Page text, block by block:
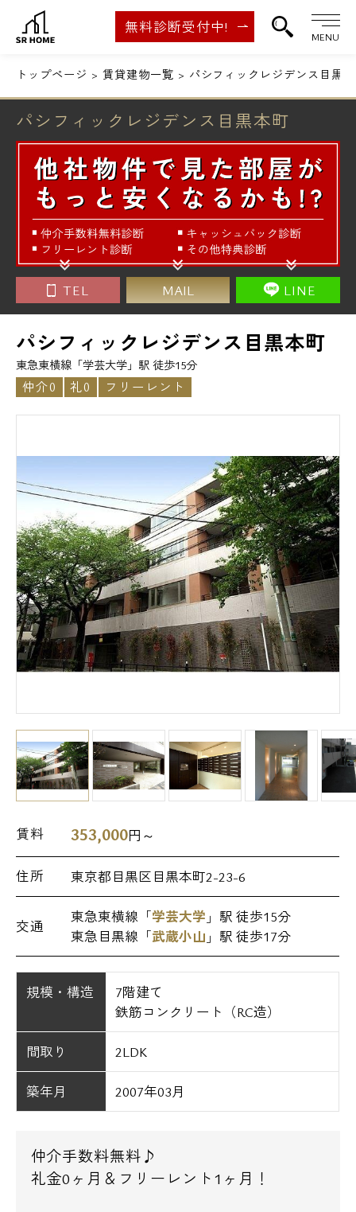
無料診断受付中!
MENU
トップページ 賃貸建物一覧 パシフィックレジデンス目黒
パシフィックレジデンス目黒本町
TEL MAIL LINE
パシフィックレジデンス目黒本町
東急東横線「学芸大学」駅 徒歩15分
仲介0 礼0 フリーレント
賃料 353,000円～
住所 東京都目黒区目黒本町2-23-6
交通
東急東横線「学芸大学 」駅 徒歩15分
東急目黒線「武蔵小山 」駅 徒歩17分
規模・構造
7階建て
鉄筋コンクリート（RC造）
間取り 2LDK
築年月 2007年03月
仲介手数料無料♪
礼金0ヶ月＆フリーレント1ヶ月！